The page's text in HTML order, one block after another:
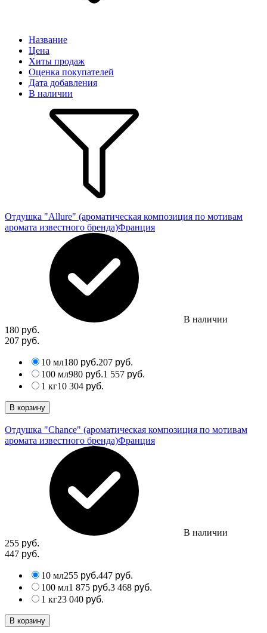
Название
Цена
Хиты продаж
Оценка покупателей
Дата добавления
В наличии
Отдушка "Allure" (ароматическая композиция по мотивам
аромата известного бренда)Франция
В наличии
180 руб.
207 руб.
10 мл180 руб. 207 руб.
100 мл980 руб. 1 557 руб.
1 кг10 304 руб.
В корзину
Отдушка "Chance" (ароматическая композиция по мотивам
аромата известного бренда)Франция
В наличии
255 руб.
447 руб.
10 мл255 руб. 447 руб.
100 мл1 875 руб. 3 468 руб.
1 кг23 040 руб.
В корзину